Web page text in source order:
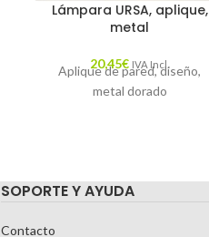
Lámpara URSA, aplique,
metal
20,45€ IVA Incl.
Aplique de pared, diseño,
metal dorado
SOPORTE Y AYUDA
Contacto